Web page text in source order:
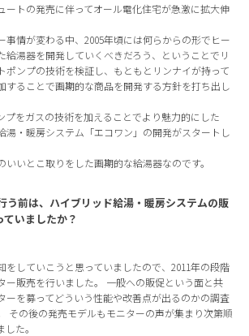
ートの発売に伴ってオール電化住宅が急激に拡大伸
事情が変わる中、2005年頃には何らからの形でヒー
給湯器を開発していくべきだろう、ということでリ
ポンプの技術を検証し、もともとリンナイが持って
することで画期的な商品を開発する方針を打ち出し
プをガスの技術を加えることでより魅力的にした
湯・暖房システム「エコワン」の開発がスタートし
いいとこ取りをした画期的な給湯器なのです。
う前は、ハイブリッド給湯・暖房システムの販
いましたか？
をしていこうと思っていましたので、2011年の段階
ー販売を行いました。 一般への販促という面と共
ーを募ってどういう性能や改善点が出るのかの調査
その後の発売モデルもモニターの声が集まり次第順
た。